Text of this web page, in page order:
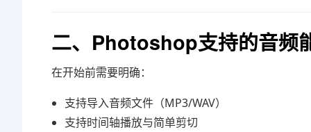
二、Photoshop支持的音频
在开始前需要明确：
支持导入音频文件（MP3/WAV）
支持时间轴播放与简单剪切